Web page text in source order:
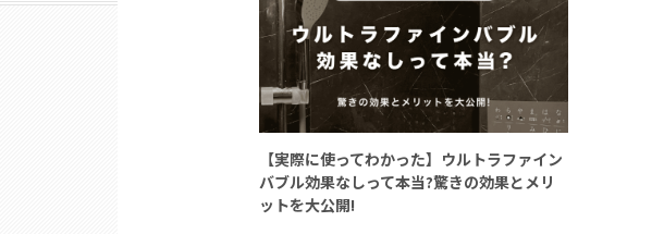
【実際に使ってわかった】ウルトラファイン
バブル効果なしって本当?驚きの効果とメリ
ットを大公開!